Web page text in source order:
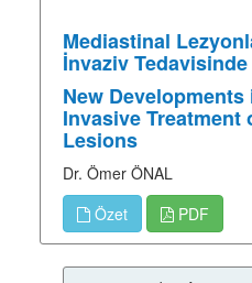
Mediastinal
İnvaziv
New
Invasive Treatment
Lesions
Dr. Ömer ÖNAL
Özet
PDF